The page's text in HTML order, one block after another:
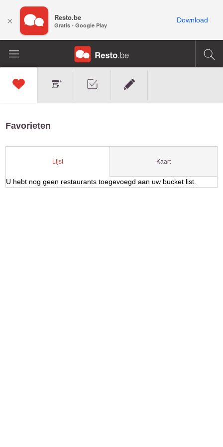
Favorieten
Lijst Kaart
U hebt nog geen restaurants toegevoegd aan uw bucket list.
× Resto.be
Gratis - Google Play
Download